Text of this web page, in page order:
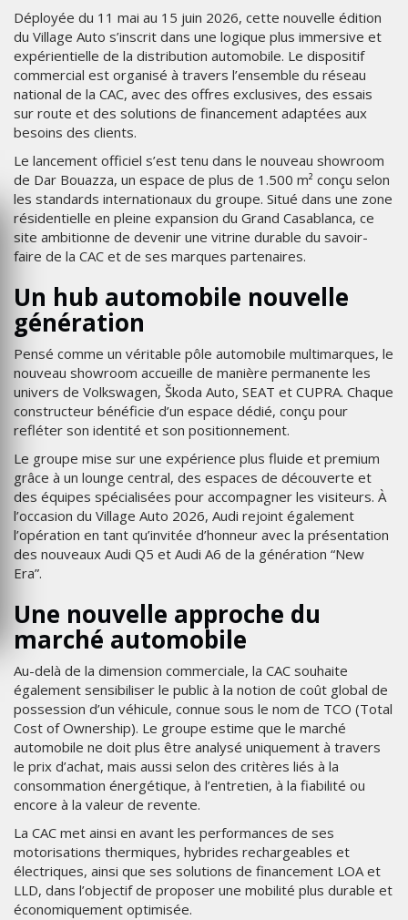
Déployée du 11 mai au 15 juin 2026, cette nouvelle édition
du Village Auto s’inscrit dans une logique plus immersive et
expérientielle de la distribution automobile. Le dispositif
commercial est organisé à travers l’ensemble du réseau
national de la CAC, avec des offres exclusives, des essais
sur route et des solutions de financement adaptées aux
besoins des clients.
Le lancement officiel s’est tenu dans le nouveau showroom
de Dar Bouazza, un espace de plus de 1.500 m² conçu selon
les standards internationaux du groupe. Situé dans une zone
résidentielle en pleine expansion du Grand Casablanca, ce
site ambitionne de devenir une vitrine durable du savoir-
faire de la CAC et de ses marques partenaires.
Un hub automobile nouvelle
génération
Pensé comme un véritable pôle automobile multimarques, le
nouveau showroom accueille de manière permanente les
univers de Volkswagen, Škoda Auto, SEAT et CUPRA. Chaque
constructeur bénéficie d’un espace dédié, conçu pour
refléter son identité et son positionnement.
Le groupe mise sur une expérience plus fluide et premium
grâce à un lounge central, des espaces de découverte et
des équipes spécialisées pour accompagner les visiteurs. À
l’occasion du Village Auto 2026, Audi rejoint également
l’opération en tant qu’invitée d’honneur avec la présentation
des nouveaux Audi Q5 et Audi A6 de la génération “New
Era”.
Une nouvelle approche du
marché automobile
Au-delà de la dimension commerciale, la CAC souhaite
également sensibiliser le public à la notion de coût global de
possession d’un véhicule, connue sous le nom de TCO (Total
Cost of Ownership). Le groupe estime que le marché
automobile ne doit plus être analysé uniquement à travers
le prix d’achat, mais aussi selon des critères liés à la
consommation énergétique, à l’entretien, à la fiabilité ou
encore à la valeur de revente.
La CAC met ainsi en avant les performances de ses
motorisations thermiques, hybrides rechargeables et
électriques, ainsi que ses solutions de financement LOA et
LLD, dans l’objectif de proposer une mobilité plus durable et
économiquement optimisée.